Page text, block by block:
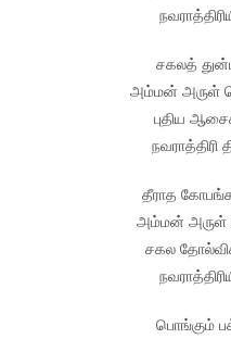
சகலத்
அம்மன் அருள்
புதிய
நவராத்திரி
தீராத
அம்மன் அருள்
சகல
பொங்கும்